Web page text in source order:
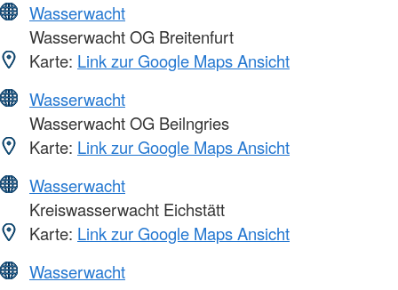
Wasserwacht
Wasserwacht OG Breitenfurt
Karte: Link zur Google Maps Ansicht
Wasserwacht
Wasserwacht OG Beilngries
Karte: Link zur Google Maps Ansicht
Wasserwacht
Kreiswasserwacht Eichstätt
Karte: Link zur Google Maps Ansicht
Wasserwacht